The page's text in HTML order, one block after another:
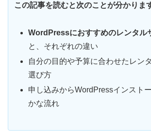
この記事を読むと次のことが分かりま
WordPressにおすすめのレンタル
と、それぞれの違い
自分の目的や予算に合わせたレン
選び方
申し込みからWordPressインスト
かな流れ